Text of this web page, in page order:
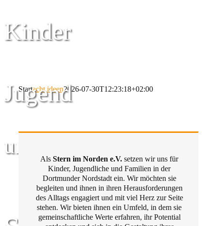
Kinder
Jugend
und Familie
Startacht ideen2026-07-30T12:23:18+02:00
Als Stern im Norden e.V. setzen wir uns für
Kinder, Jugendliche und Familien in der
Dortmunder Nordstadt ein. Wir möchten sie
begleiten und ihnen in ihren Herausforderungen
des Alltags engagiert und mit viel Herz zur Seite
stehen. Wir bieten ihnen ein Umfeld, in dem sie
gemeinschaftliche Werte erfahren, ihr Potential